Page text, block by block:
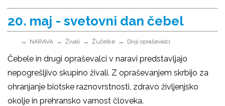
20. maj - svetovni dan čebel
NARAVA Živali Žuželke Divji opraševalci
Čebele in drugi opraševalci v naravi predstavljajo
nepogrešljivo skupino živali. Z opraševanjem skrbijo za
ohranjanje biotske raznovrstnosti, zdravo življenjsko
okolje in prehransko varnost človeka.